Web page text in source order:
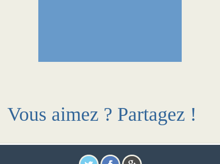
Vous aimez ? Partagez !